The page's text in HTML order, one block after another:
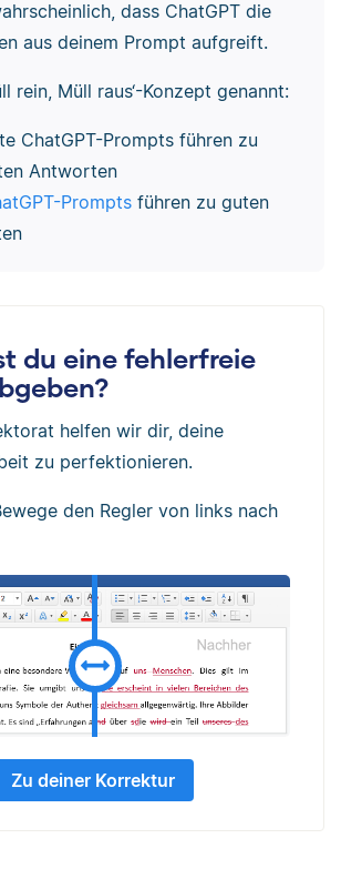
dass ChatGPT die
aus deinem Prompt aufgreift.
rein, Müll raus‘-Konzept genannt:
ChatGPT-Prompts führen zu
Antworten
Promptsführen zu guten
du eine fehlerfreie
helfen wir dir, deine
zu perfektionieren.
den Regler von links nach
Zu deiner Korrektur